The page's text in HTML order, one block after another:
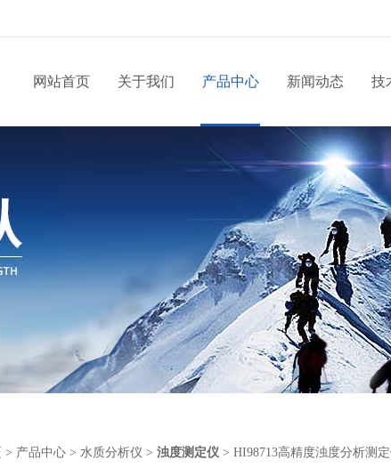
网站首页 关于我们 产品中心 新闻动态 技
> 产品中心 > 水质分析仪 > 浊度测定仪 > HI98713高精度浊度分析测